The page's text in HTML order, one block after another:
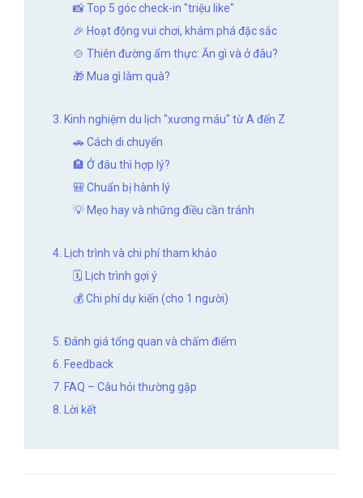
📸 Top 5 góc check-in "triệu like"
🎉 Hoạt động vui chơi, khám phá đặc sắc
🍲 Thiên đường ẩm thực: Ăn gì và ở đâu?
🎁 Mua gì làm quà?
3. Kinh nghiệm du lịch "xương máu" từ A đến Z
🚗 Cách di chuyển
🏨 Ở đâu thì hợp lý?
🎒 Chuẩn bị hành lý
💡 Mẹo hay và những điều cần tránh
4. Lịch trình và chi phí tham khảo
🗓️ Lịch trình gợi ý
💰 Chi phí dự kiến (cho 1 người)
5. Đánh giá tổng quan và chấm điểm
6. Feedback
7. FAQ – Câu hỏi thường gặp
8. Lời kết